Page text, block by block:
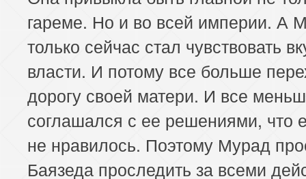
гареме. Но и во всей империи. А
только сейчас стал чувствовать
власти. И потому все больше
дорогу своей матери. И все
соглашался с ее решениями, что
не нравилось. Поэтому Мурад
Баязеда проследить за всеми